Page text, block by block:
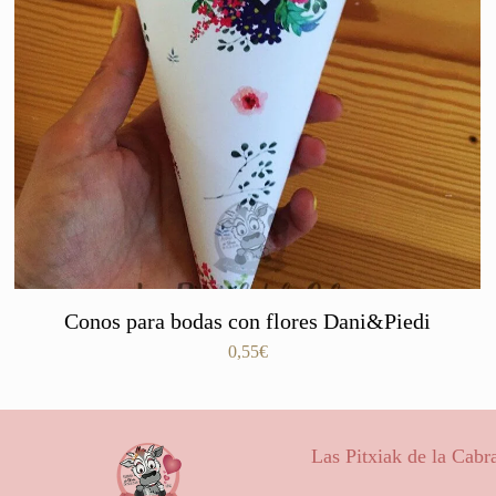
Conos para bodas con flores Dani&Piedi
0,55€
Las Pitxiak de la